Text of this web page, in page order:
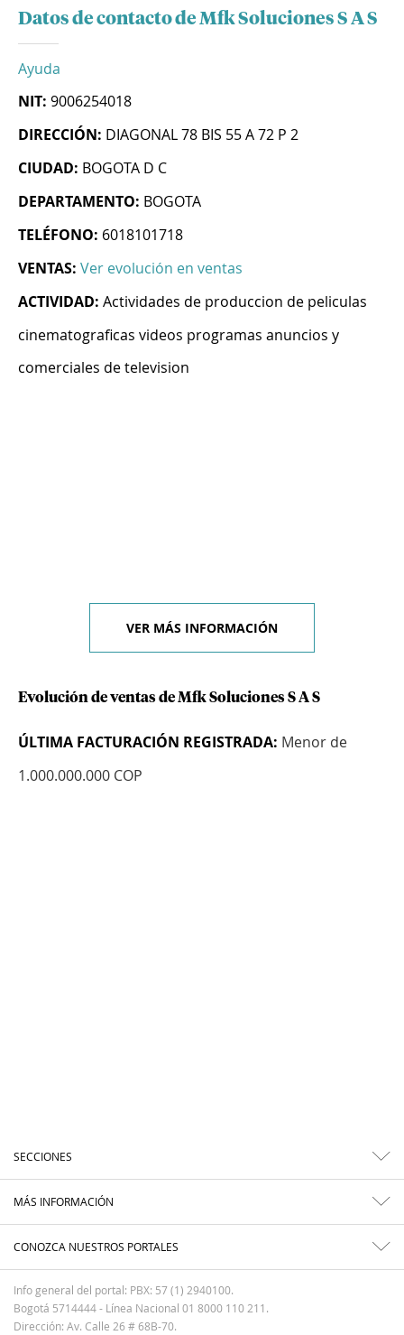
Datos de contacto de Mfk Soluciones S A S
Ayuda
NIT: 9006254018
DIRECCIÓN: DIAGONAL 78 BIS 55 A 72 P 2
CIUDAD: BOGOTA D C
DEPARTAMENTO: BOGOTA
TELÉFONO: 6018101718
VENTAS: Ver evolución en ventas
ACTIVIDAD: Actividades de produccion de peliculas
cinematograficas videos programas anuncios y
comerciales de television
VER MÁS INFORMACIÓN
Evolución de ventas de Mfk Soluciones S A S
ÚLTIMA FACTURACIÓN REGISTRADA: Menor de
1.000.000.000 COP
SECCIONES
MÁS INFORMACIÓN
CONOZCA NUESTROS PORTALES
Info general del portal: PBX: 57 (1) 2940100.
Bogotá 5714444 - Línea Nacional 01 8000 110 211.
Dirección: Av. Calle 26 # 68B-70.